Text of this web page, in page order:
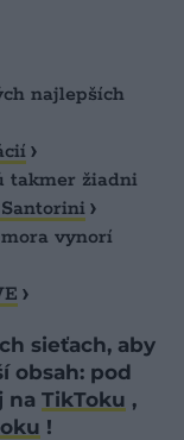
najlepších
takmer žiadni
vynorí
sieťach, aby
obsah: pod
na TikToku ,
!